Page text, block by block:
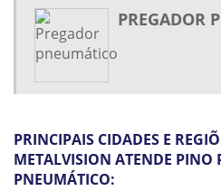
PREGADOR PNEUMÁTICO
PREGOS PARA PREGADOR PNEUMÁTICO
PREGADOR
PRINCIPAIS CIDADES E
METALVISION ATENDE PINO
PNEUMÁTICO: